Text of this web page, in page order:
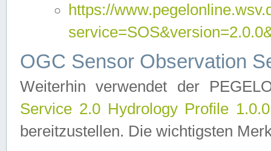
https://
OGC Sensor Observation
Weiterhin verwendet der
Service 2.0 Hydrology Profile
bereitzustellen. Die wichtigsten